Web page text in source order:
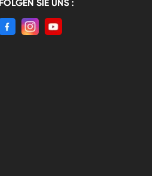
FOLGEN SIE UNS :